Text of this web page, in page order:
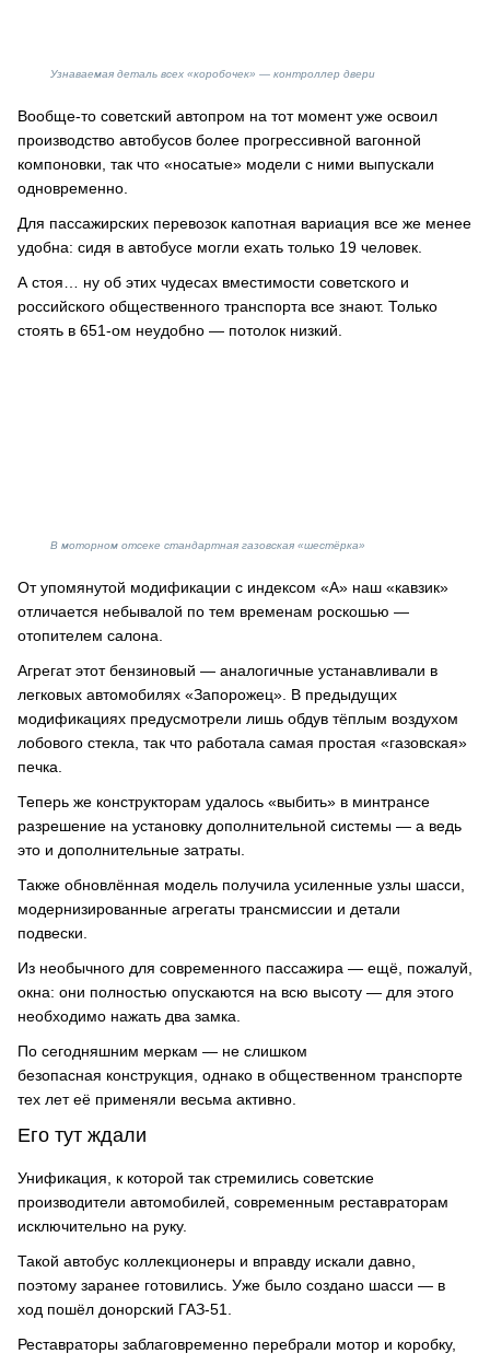
Узнаваемая деталь всех «коробочек» — контроллер двери
Вообще-то советский автопром на тот момент уже освоил
производство автобусов более прогрессивной вагонной
компоновки, так что «носатые» модели с ними выпускали
одновременно.
Для пассажирских перевозок капотная вариация все же менее
удобна: сидя в автобусе могли ехать только 19 человек.
А стоя… ну об этих чудесах вместимости советского и
российского общественного транспорта все знают. Только
стоять в 651-ом неудобно — потолок низкий.
В моторном отсеке стандартная газовская «шестёрка»
От упомянутой модификации с индексом «А» наш «кавзик»
отличается небывалой по тем временам роскошью —
отопителем салона.
Агрегат этот бензиновый — аналогичные устанавливали в
легковых автомобилях «Запорожец». В предыдущих
модификациях предусмотрели лишь обдув тёплым воздухом
лобового стекла, так что работала самая простая «газовская»
печка.
Теперь же конструкторам удалось «выбить» в минтрансе
разрешение на установку дополнительной системы — а ведь
это и дополнительные затраты.
Также обновлённая модель получила усиленные узлы шасси,
модернизированные агрегаты трансмиссии и детали
подвески.
Из необычного для современного пассажира — ещё, пожалуй,
окна: они полностью опускаются на всю высоту — для этого
необходимо нажать два замка.
По сегодняшним меркам — не слишком
безопасная конструкция, однако в общественном транспорте
тех лет её применяли весьма активно.
Его тут ждали
Унификация, к которой так стремились советские
производители автомобилей, современным реставраторам
исключительно на руку.
Такой автобус коллекционеры и вправду искали давно,
поэтому заранее готовились. Уже было создано шасси — в
ход пошёл донорский ГАЗ-51.
Реставраторы заблаговременно перебрали мотор и коробку,